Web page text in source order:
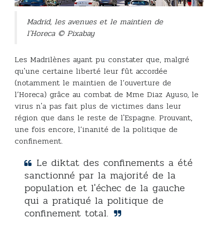
Madrid, les avenues et le maintien de
l'Horeca © Pixabay
Les Madrilènes ayant pu constater que, malgré
qu'une certaine liberté leur fût accordée
(notamment le maintien de l’ouverture de
l’Horeca) grâce au combat de Mme Diaz Ayuso, le
virus n'a pas fait plus de victimes dans leur
région que dans le reste de l'Espagne. Prouvant,
une fois encore, l’inanité de la politique de
confinement.
Le diktat des confinements a été
sanctionné par la majorité de la
population et l'échec de la gauche
qui a pratiqué la politique de
confinement total.